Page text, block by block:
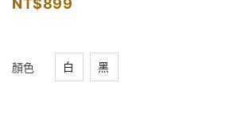
899
顏色 白 黑